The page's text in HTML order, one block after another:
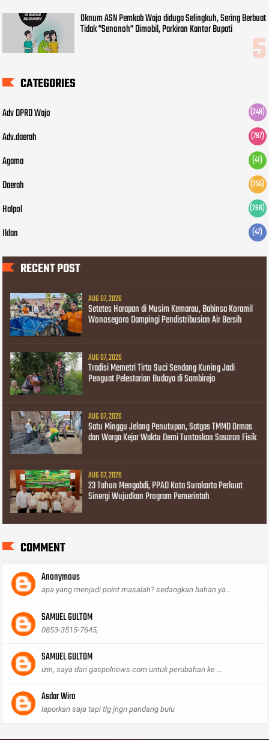
Oknum ASN Pemkab Wajo diduga Selingkuh, Sering Berbuat
Tidak "Senonoh" Dimobil, Parkiran Kantor Bupati
CATEGORIES
Adv DPRD Wajo (248)
Adv.daerah (797)
Agama (41)
Daerah (255)
Halpol (266)
Iklan (47)
RECENT POST
AUG 07, 2026
Setetes Harapan di Musim Kemarau, Babinsa Koramil
Wonosegoro Dampingi Pendistribusian Air Bersih
AUG 07, 2026
Tradisi Memetri Tirto Suci Sendang Kuning Jadi
Penguat Pelestarian Budaya di Sambirejo
AUG 07, 2026
Satu Minggu Jelang Penutupan, Satgas TMMD Ormas
dan Warga Kejar Waktu Demi Tuntaskan Sasaran Fisik
AUG 07, 2026
23 Tahun Mengabdi, PPAD Kota Surakarta Perkuat
Sinergi Wujudkan Program Pemerintah
COMMENT
Anonymous
apa yang menjadi point masalah? sedangkan bahan ya...
SAMUEL GULTOM
0853-3515-7645,
SAMUEL GULTOM
izin, saya dari gaspolnews.com untuk perubahan ke ...
Asdar Wiro
laporkan saja tapi tlg jngn pandang bulu